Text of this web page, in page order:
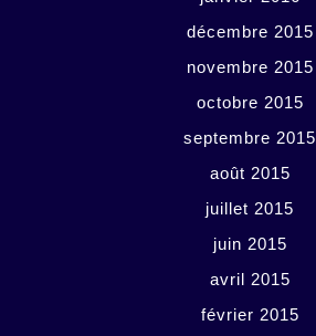
décembre 2015
novembre 2015
octobre 2015
septembre 2015
août 2015
juillet 2015
juin 2015
avril 2015
février 2015